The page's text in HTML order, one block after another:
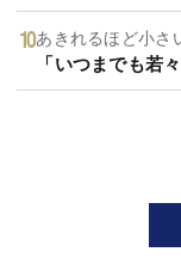
あきれるほど小さ
「いつまでも若